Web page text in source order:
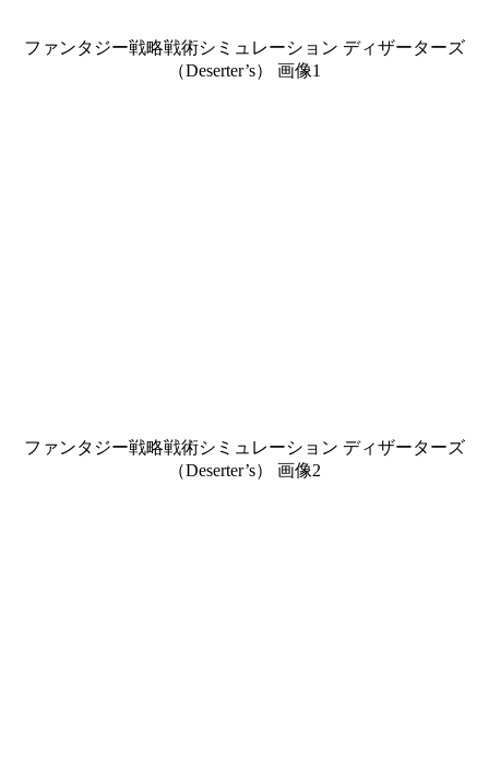
ファンタジー戦略戦術シミュレーション ディザーターズ
（Deserter’s） 画像1
ファンタジー戦略戦術シミュレーション ディザーターズ
（Deserter’s） 画像2